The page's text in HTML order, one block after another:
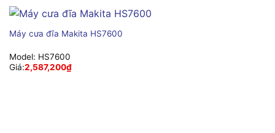
Máy cưa đĩa Makita HS7600
Model: HS7600
Giá:2,587,200₫